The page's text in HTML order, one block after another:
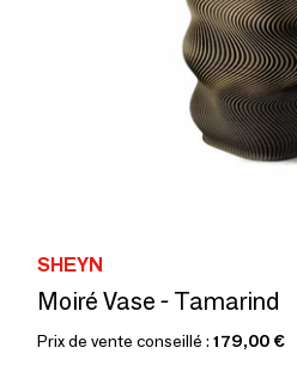
SHEYN
Moiré Vase - Tamarind
Prix de vente conseillé : 179,00 €